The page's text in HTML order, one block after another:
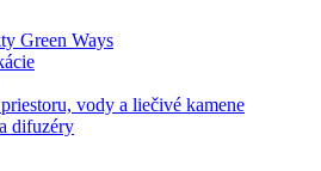
Green Ways
vody a liečivé kamene
difuzéry